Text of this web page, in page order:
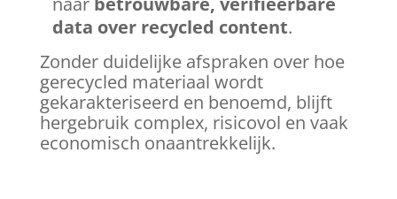
data over recycled content.
Zonder duidelijke afspraken over hoe
gerecycled materiaal wordt
gekarakteriseerd en benoemd, blijft
hergebruik complex, risicovol en vaak
economisch onaantrekkelijk.